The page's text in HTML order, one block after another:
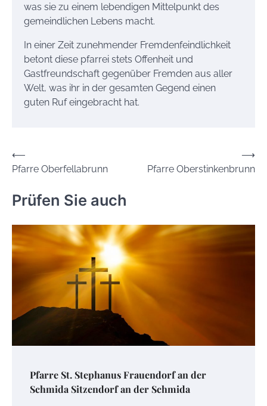
was sie zu einem lebendigen Mittelpunkt des
gemeindlichen Lebens macht.
In einer Zeit zunehmender Fremdenfeindlichkeit
betont diese pfarrei stets Offenheit und
Gastfreundschaft gegenüber Fremden aus aller
Welt, was ihr in der gesamten Gegend einen
guten Ruf eingebracht hat.
Beitrags-
Navigation
⟵
Pfarre Oberfellabrunn
Pfarre Oberstinkenbrunn
⟶
Prüfen Sie auch
Pfarre St. Stephanus Frauendorf an der
Schmida Sitzendorf an der Schmida